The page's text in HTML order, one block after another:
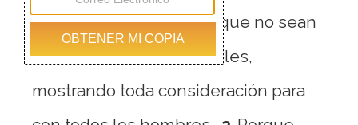
que no injurien a nadie, que no sean
contenciosos, sino amables,
mostrando toda consideración para